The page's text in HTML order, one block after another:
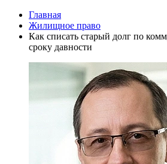
Главная
Жилищное право
Как списать старый долг по
сроку давности